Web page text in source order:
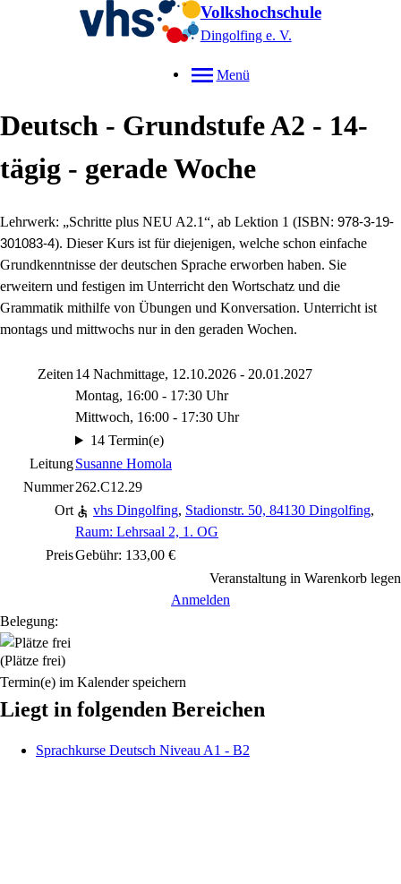
Volkshochschule
Dingolfing e. V.
Menü
Deutsch - Grundstufe A2 - 14-
tägig - gerade Woche
Lehrwerk: „Schritte plus NEU A2.1“, ab Lektion 1 (ISBN: 978-3-19-
301083-4). Dieser Kurs ist für diejenigen, welche schon einfache
Grundkenntnisse der deutschen Sprache erworben haben. Sie
erweitern und festigen im Unterricht den Wortschatz und die
Grammatik mithilfe von Übungen und Konversation. Unterricht ist
montags und mittwochs nur in den geraden Wochen.
Zeiten 14 Nachmittage, 12.10.2026 - 20.01.2027
Montag, 16:00 - 17:30 Uhr
Mittwoch, 16:00 - 17:30 Uhr
14 Termin(e)
LeitungSusanne Homola
Nummer262.C12.29
Ort
vhs Dingolfing, Stadionstr. 50, 84130 Dingolfing,
Raum: Lehrsaal 2, 1. OG
PreisGebühr: 133,00 €
Veranstaltung in Warenkorb legen
Anmelden
Belegung:
(Plätze frei)
Termin(e) im Kalender speichern
Liegt in folgenden Bereichen
Sprachkurse Deutsch Niveau A1 - B2